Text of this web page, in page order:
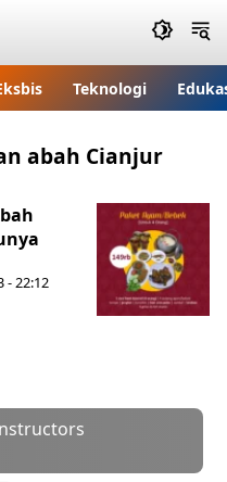
Teknologi
abah Cianjur
- 22:12